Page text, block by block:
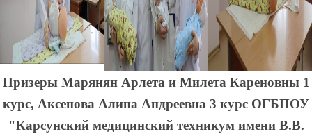
Призеры Марянян Арлета и Милета Кареновны 1
курс, Аксенова Алина Андреевна 3 курс ОГБПОУ
"Карсунский медицинский техникум имени В.В.